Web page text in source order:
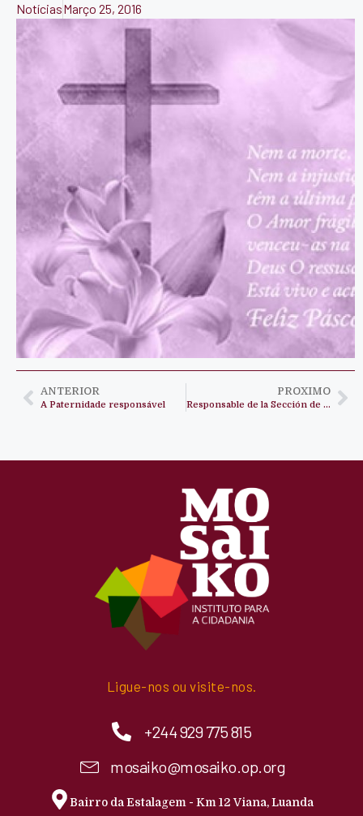
NotíciasMarço 25, 2016
ANTERIOR
A Paternidade responsável
PROXIMO
Responsable de la Sección de Polí­ticas Sociales de UNICEF en Angola, analiza la evolución de los principales indicadores del área social del Censo2014
Ligue-nos ou visite-nos.
+244 929 775 815
mosaiko@mosaiko.op.org
Bairro da Estalagem - Km 12 Viana, Luanda